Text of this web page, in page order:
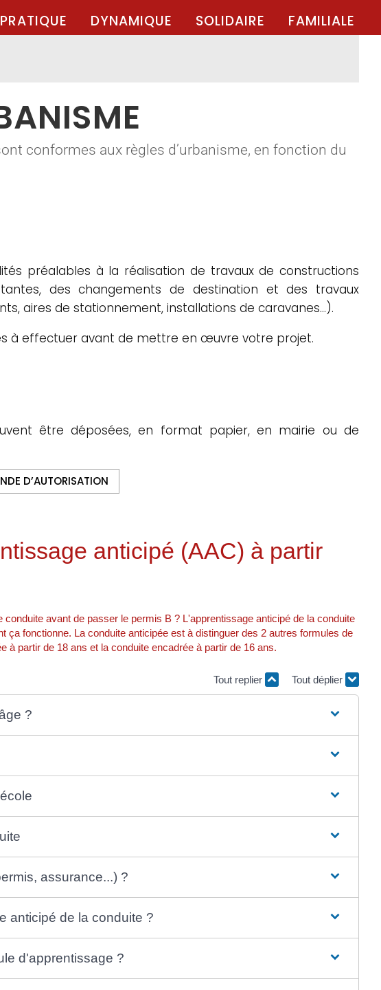
PRATIQUE DYNAMIQUE SOLIDAIRE FAMILIALE
conformes aux règles d’urbanisme, en fonction du
préalables à la réalisation de travaux de constructions
des changements de destination et des travaux
aires de stationnement, installations de caravanes…).
à effectuer avant de mettre en œuvre votre projet.
être déposées, en format papier, en mairie ou de
D’AUTORISATION
anticipé (AAC) à partir
avant de passer le permis B ? L'apprentissage anticipé de la conduite
fonctionne. La conduite anticipée est à distinguer des 2 autres formules de
partir de 18 ans et la conduite encadrée à partir de 16 ans.
Tout replier Tout déplier
?
assurance...) ?
anticipé de la conduite ?
d'apprentissage ?